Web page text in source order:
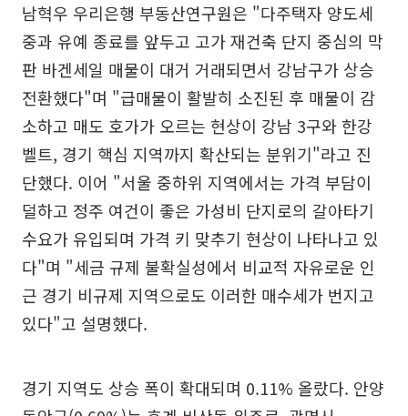
남혁우 우리은행 부동산연구원은 "다주택자 양도세
중과 유예 종료를 앞두고 고가 재건축 단지 중심의 막
판 바겐세일 매물이 대거 거래되면서 강남구가 상승
전환했다"며 "급매물이 활발히 소진된 후 매물이 감
소하고 매도 호가가 오르는 현상이 강남 3구와 한강
벨트, 경기 핵심 지역까지 확산되는 분위기"라고 진
단했다. 이어 "서울 중하위 지역에서는 가격 부담이
덜하고 정주 여건이 좋은 가성비 단지로의 갈아타기
수요가 유입되며 가격 키 맞추기 현상이 나타나고 있
다"며 "세금 규제 불확실성에서 비교적 자유로운 인
근 경기 비규제 지역으로도 이러한 매수세가 번지고
있다"고 설명했다.
경기 지역도 상승 폭이 확대되며 0.11% 올랐다. 안양